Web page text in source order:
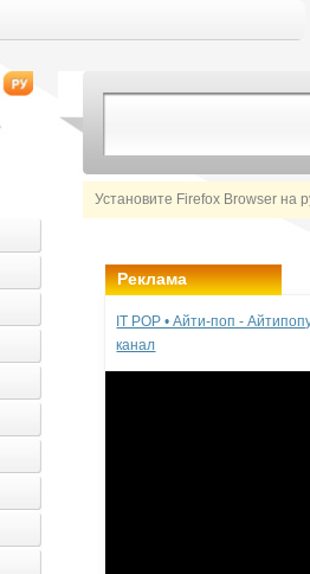
Установите Firefox Browser на
Реклама
IT POP • Айти-поп -
канал